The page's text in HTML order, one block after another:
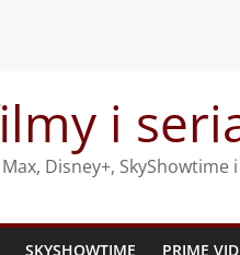
i
Disney+, SkyShowtime
SKYSHOWTIME PRIME